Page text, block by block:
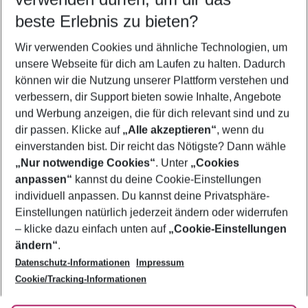
5-8 Nächte
2 Erwachsene Keine Kinder
Mehr Filter anzeigen
Footer
Footer navigation
Über uns
AGB
Bestpreisgarantie
Cookie-Einstellungen ändern
Cookie-Richtlinie
Agenturbetreuung
Barrierefreies Reisen
Folge uns
beste Erlebnis zu bieten?
Wir verwenden Cookies und ähnliche Technologien, um
unsere Webseite für dich am Laufen zu halten. Dadurch
können wir die Nutzung unserer Plattform verstehen und
verbessern, dir Support bieten sowie Inhalte, Angebote
und Werbung anzeigen, die für dich relevant sind und zu
dir passen. Klicke auf „Alle akzeptieren“, wenn du
einverstanden bist. Dir reicht das Nötigste? Dann wähle
„Nur notwendige Cookies“. Unter „Cookies
anpassen“ kannst du deine Cookie-Einstellungen
individuell anpassen. Du kannst deine Privatsphäre-
Einstellungen natürlich jederzeit ändern oder widerrufen
– klicke dazu einfach unten auf „Cookie-Einstellungen
ändern“.
Datenschutz-Informationen
Impressum
Cookie/Tracking-Informationen